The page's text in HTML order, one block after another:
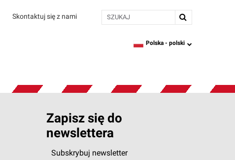
Skontaktuj się z nami SZUKAJ
language
Polska - polski
Zapisz się do
newslettera
Subskrybuj newsletter